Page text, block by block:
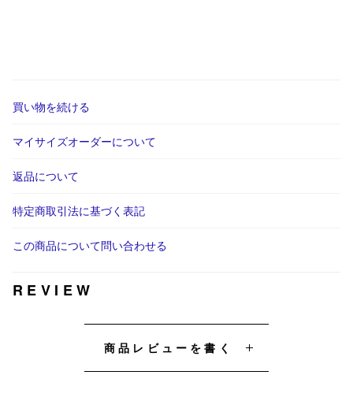
買い物を続ける
マイサイズオーダーについて
返品について
特定商取引法に基づく表記
この商品について問い合わせる
REVIEW
商品レビューを書く